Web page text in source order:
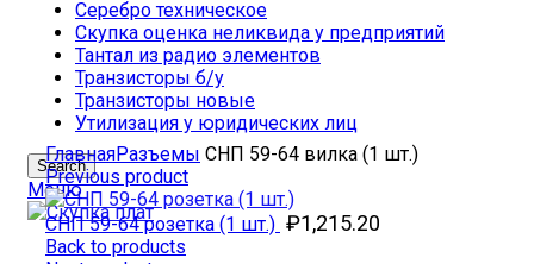
Серебро техническое
Скупка оценка неликвида у предприятий
Тантал из радио элементов
Транзисторы б/у
Транзисторы новые
Утилизация у юридических лиц
Search
Меню
Click to enlarge
ГлавнаяРазъемы СНП 59-64 вилка (1 шт.)
Previous product
СНП 59-64 розетка (1 шт.) ₽1,215.20
Back to products